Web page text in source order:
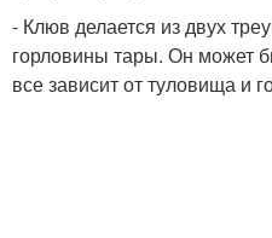
- Клюв делается из двух
горловины тары. Он может
все зависит от туловища и